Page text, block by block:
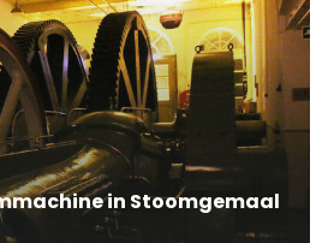
in Stoomgemaal